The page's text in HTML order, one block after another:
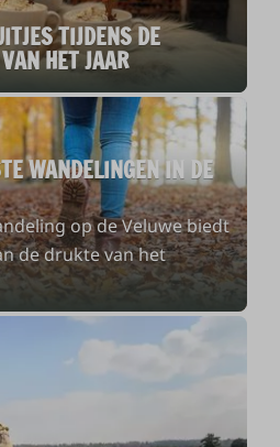
TIJDENS DE
HET JAAR
WANDELINGEN IN DE
op de Veluwe biedt
de drukte van het
KLEURRIJKE TIJD VAN
is de meest